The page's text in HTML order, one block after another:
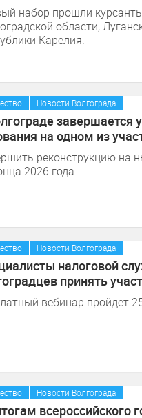
набор прошли
области,
Карелия.
Новости Волгограда
завершается
на одном из
реконструкцию на
2026 года.
Новости Волгограда
налоговой
принять
вебинар пройдет
Новости Волгограда
всероссийского